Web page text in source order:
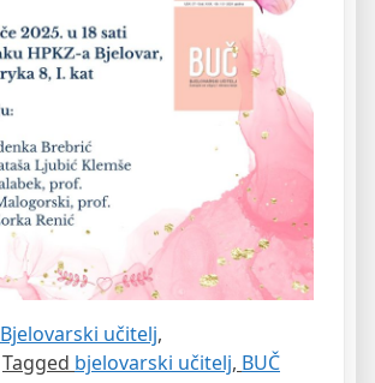
Bjelovarski učitelj,
Tagged bjelovarski učitelj, BUČ